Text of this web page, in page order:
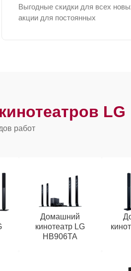
Выгодные скидки для всех
акции для постоянных
LG
работ
Домашний
кинотеатр LG
HB906TA